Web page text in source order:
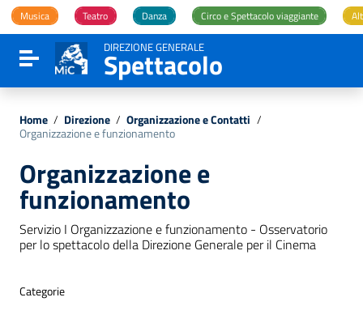
Vai ai contenuti
Vai al menu di navigazione
Vai al footer
Musica Teatro Danza Circo e Spettacolo viaggiante
Attiva / disattiva la navigazione
DIREZIONE GENERALE
Spettacolo
Home / Direzione / Organizzazione e Contatti /
Organizzazione e funzionamento
Organizzazione e
funzionamento
Servizio I Organizzazione e funzionamento - Osservatorio
per lo spettacolo della Direzione Generale per il Cinema
Categorie